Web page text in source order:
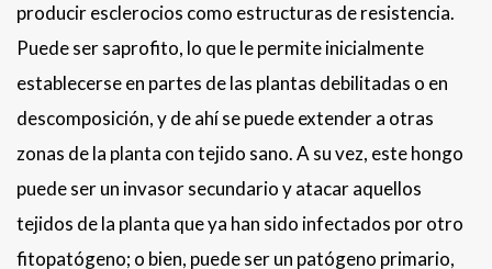
producir esclerocios como estructuras de resistencia.
Puede ser saprofito, lo que le permite inicialmente
establecerse en partes de las plantas debilitadas o en
descomposición, y de ahí se puede extender a otras
zonas de la planta con tejido sano. A su vez, este hongo
puede ser un invasor secundario y atacar aquellos
tejidos de la planta que ya han sido infectados por otro
fitopatógeno; o bien, puede ser un patógeno primario,